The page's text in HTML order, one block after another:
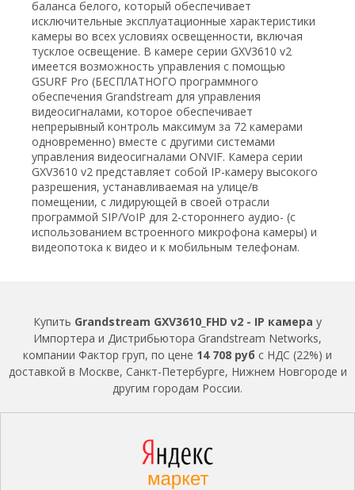
баланса белого, который обеспечивает
исключительные эксплуатационные характеристики
камеры во всех условиях освещенности, включая
тусклое освещение. В камере серии GXV3610 v2
имеется возможность управления с помощью
GSURF Pro (БЕСПЛАТНОГО программного
обеспечения Grandstream для управления
видеосигналами, которое обеспечивает
непрерывный контроль максимум за 72 камерами
одновременно) вместе с другими системами
управления видеосигналами ONVIF. Камера серии
GXV3610 v2 представляет собой IP-камеру высокого
разрешения, устанавливаемая на улице/в
помещении, с лидирующей в своей отрасли
программой SIP/VoIP для 2-стороннего аудио- (с
использованием встроенного микрофона камеры) и
видеопотока к видео и к мобильным телефонам.
Купить Grandstream GXV3610_FHD v2 - IP камера у
Импортера и Дистрибьютора Grandstream Networks,
компании Фактор груп, по цене 14 708 руб с НДС (22%) и
доставкой в Москве, Санкт-Петербурге, Нижнем Новгороде и
другим городам России.